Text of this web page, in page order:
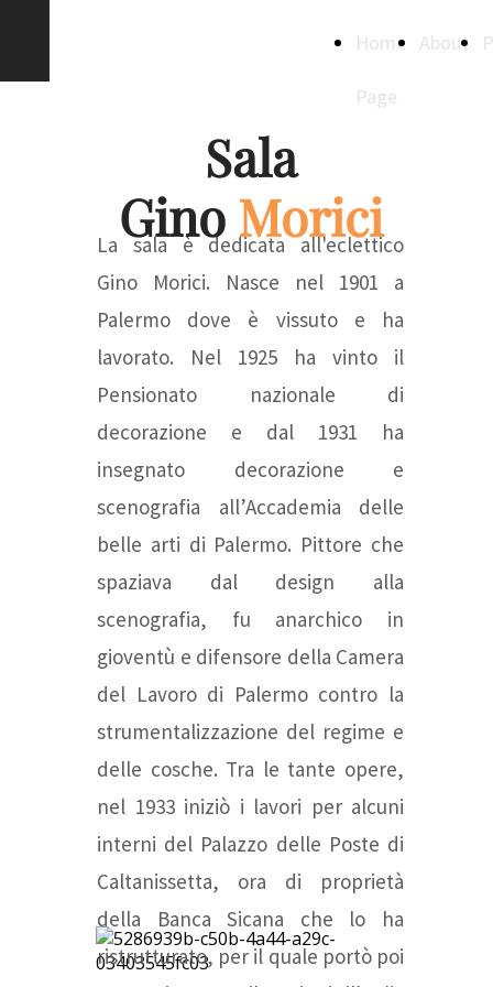
Home
Page
About
Sala
Gino Morici
La sala è dedicata all'eclettico
Gino Morici. Nasce nel 1901 a
Palermo dove è vissuto e ha
lavorato. Nel 1925 ha vinto il
Pensionato nazionale di
decorazione e dal 1931 ha
insegnato decorazione e
scenografia all’Accademia delle
belle arti di Palermo. Pittore che
spaziava dal design alla
scenografia, fu anarchico in
gioventù e difensore della Camera
del Lavoro di Palermo contro la
strumentalizzazione del regime e
delle cosche. Tra le tante opere,
nel 1933 iniziò i lavori per alcuni
interni del Palazzo delle Poste di
Caltanissetta, ora di proprietà
della Banca Sicana che lo ha
ristrutturato, per il quale portò poi